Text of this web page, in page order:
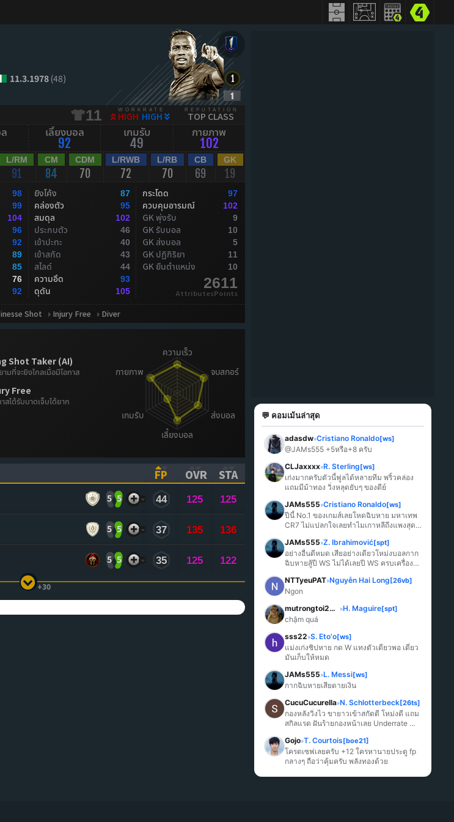
11.3.1978(48)
11 WORKRATE
HIGH HIGH
REPUTATION
TOP CLASS
เลี้ยงบอล
92
เกมรับ
49
กายภาพ
102
L/RM
91
CM
84
CDM
70
L/RWB
72
L/RB
70
CB
69
GK
19
98
99
104
96
92
89
85
76
92
ยิงโค้ง 87
คล่องตัว 95
สมดุล 102
ประกบตัว 46
เข้าปะทะ 40
เข้าสกัด 43
สไลด์ 44
ความอึด 93
ดุดัน 105
กระโดด 97
ควบคุมอารมณ์ 102
GK พุ่งรับ 9
GK รับบอล 10
GK ส่งบอล 5
GK ปฏิกิริยา 11
GK ยืนตำแหน่ง 10
2611
AttributesPoints
Shot Injury Free Diver
Shot Taker (AI)
มที่จะยิงไกลเมื่อมีโอกาส
Free
สได้รับบาดเจ็บได้ยาก
FP
(CLICK TO SORT ASCENDING)
OVR
(CLICK TO SORT ASCENDING)
STA
(CLICK TO SORT ASCENDING)
5 5 44 125 125
5 5 37 135 136
5 5 35 125 122
+30
💬 คอมเม้นล่าสุด
adasdw»Cristiano Ronaldo[ws]
@JAMs555 +5หรือ+8 ครับ
CLJaxxxx»R. Sterling[ws]
เก่งมากครับตัวนี้ฟูลได้หลายทีม พริ้วคล่อง
แถมมีม้าทอง วิ่งหลุดยับๆ ของดีย์
JAMs555»Cristiano Ronaldo[ws]
ปีนี้ No.1 ของเกมส์เลยโหดฉิบหาย มหาเทพ
CR7 ไม่แปลกใจเลยทำไมเกาหลีถึงแพงสุด
JAMs555»Z. Ibrahimović[spt]
อย่างอื่นดีหมด เสียอย่างเดียวโหม่งบอลกาก
ฉิบหายสู้ปี WS ไม่ได้เลยปี WS ครบเครื่อง
NTTyeuPAT»Nguyễn Hai Long[26vb]
Ngon
mutrongtoi2027
»H. Maguire[spt]
chậm quá
sss22»S. Eto'o[ws]
แม่งเก่งชิปหาย กด W แทงตัวเดียวพอ เดี๋ยว
มันเก็บให้หมด
JAMs555»L. Messi[ws]
กากฉิบหายเสียดายเงิน
CucuCucurella»N. Schlotterbeck[26ts]
กองหลังวิ่งไว ขายาวเข้าสกัดดี โหม่งดี แถม
สกิลแรด ฝันร้ายกองหน้าเลย Underrate
Gojo»T. Courtois[boe21]
โครตเซฟเลยครับ +12 ใครหานายประตู fp
กลางๆ ถือว่าคุ้มครับ พลังทองด้วย